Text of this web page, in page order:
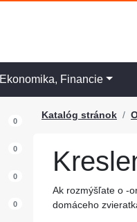
Ekonomika, Financie
0
0
0
0
Katalóg stránok
Ak rozmýšľate o -
domáceho